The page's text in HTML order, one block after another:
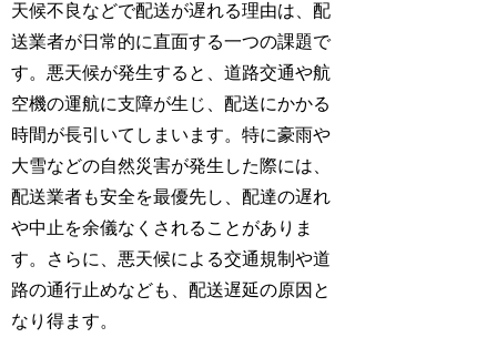
天候不良などで配送が遅れる理由は、配
送業者が日常的に直面する一つの課題で
す。悪天候が発生すると、道路交通や航
空機の運航に支障が生じ、配送にかかる
時間が長引いてしまいます。特に豪雨や
大雪などの自然災害が発生した際には、
配送業者も安全を最優先し、配達の遅れ
や中止を余儀なくされることがありま
す。さらに、悪天候による交通規制や道
路の通行止めなども、配送遅延の原因と
なり得ます。